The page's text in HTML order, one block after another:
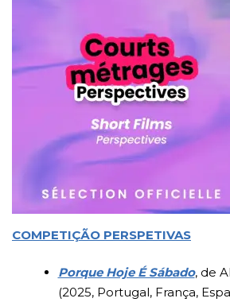
COMPETIÇÃO PERSPETIVAS
Porque Hoje É Sábado, de
(2025, Portugal, França,